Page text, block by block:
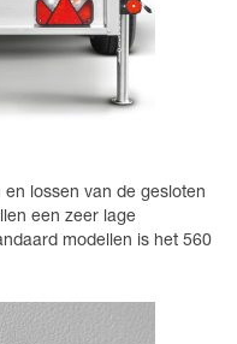
lossen van de gesloten
een zeer lage
modellen is het 560